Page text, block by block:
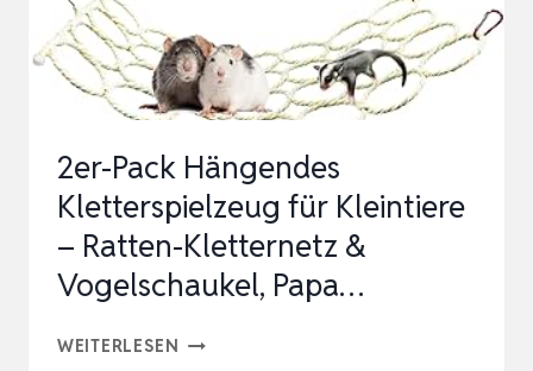
AUS
PAPIER-
KLEINTIER-
SEIL…
2er-Pack Hängendes
Kletterspielzeug für Kleintiere
– Ratten-Kletternetz &
Vogelschaukel, Papa…
WEITERLESEN 2ER-